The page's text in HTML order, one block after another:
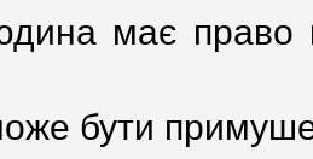
має право
бути